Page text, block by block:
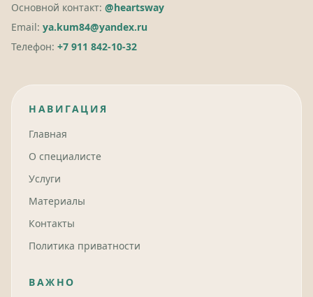
Основной контакт: @heartsway
Email: ya.kum84@yandex.ru
Телефон: +7 911 842-10-32
НАВИГАЦИЯ
Главная
О специалисте
Услуги
Материалы
Контакты
Политика приватности
ВАЖНО